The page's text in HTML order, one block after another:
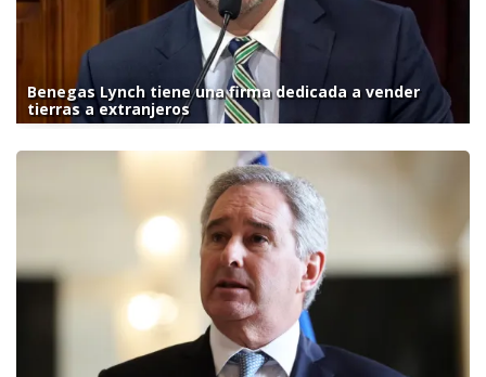
Benegas Lynch tiene una firma dedicada a vender
tierras a extranjeros